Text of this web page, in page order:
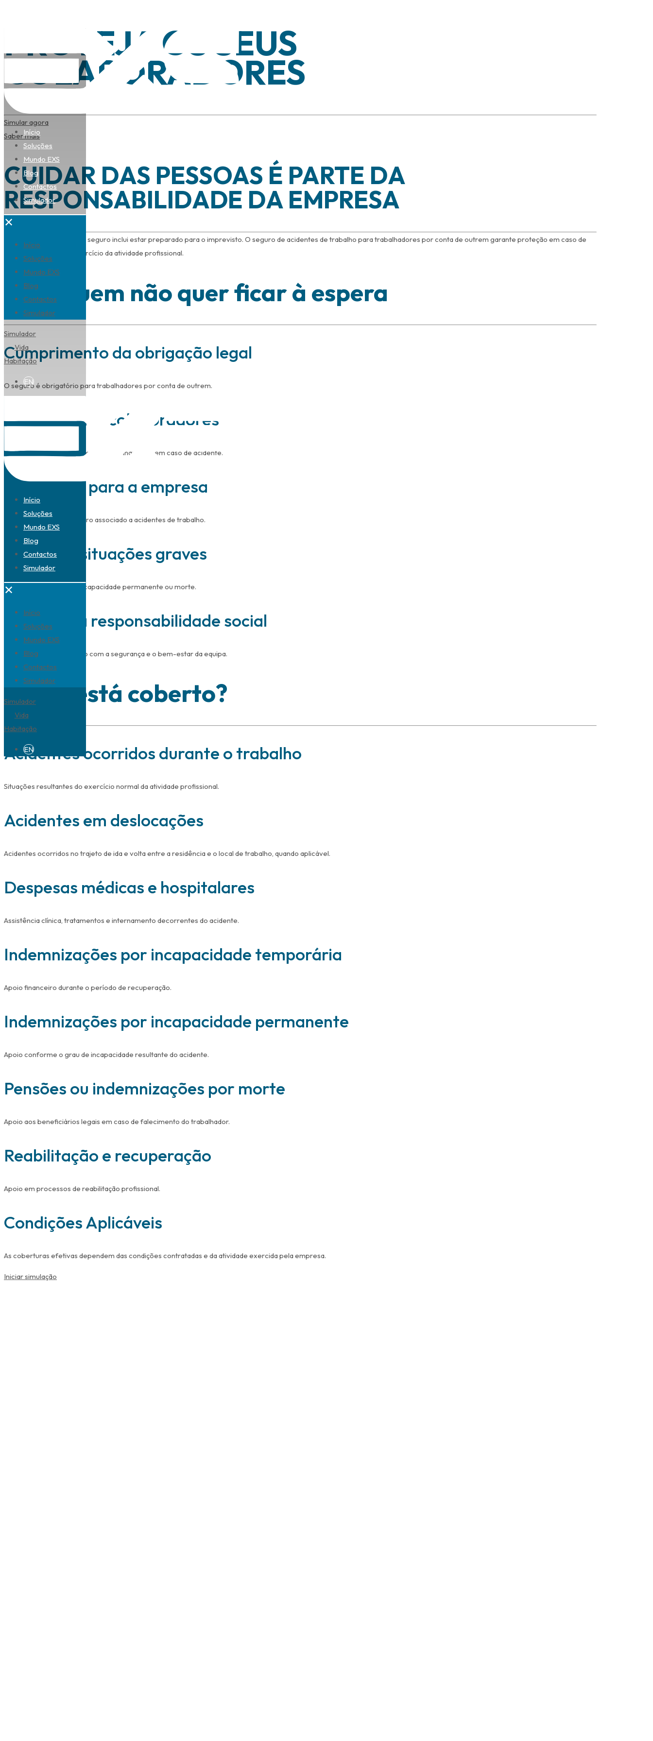
Início
Soluções
Mundo EXS
Blog
Contactos
Simulador
✕
Início
Soluções
Mundo EXS
Blog
Contactos
Simulador
Simulador
Vida
Habitação
EN
Início
Soluções
Mundo EXS
Blog
Contactos
Simulador
✕
Início
Soluções
Mundo EXS
Blog
Contactos
Simulador
Simulador
Vida
Habitação
EN
PROTEJA OS SEUS
COLABORADORES
Simular agora
Saber mais
CUIDAR DAS PESSOAS É PARTE DA
RESPONSABILIDADE DA EMPRESA
Um ambiente de trabalho seguro inclui estar preparado para o imprevisto. O seguro de acidentes de trabalho para trabalhadores por conta de outrem garante proteção em caso de
acidente ocorrido no exercício da atividade profissional.
Para quem não quer ficar à espera
Cumprimento da obrigação legal
O seguro é obrigatório para trabalhadores por conta de outrem.
Proteção dos colaboradores
Garante assistência médica e apoio financeiro em caso de acidente.
Segurança para a empresa
Transfere o risco financeiro associado a acidentes de trabalho.
Apoio em situações graves
Proteção em casos de incapacidade permanente ou morte.
Reforço da responsabilidade social
Demonstra compromisso com a segurança e o bem-estar da equipa.
O que está coberto?
Acidentes ocorridos durante o trabalho
Situações resultantes do exercício normal da atividade profissional.
Acidentes em deslocações
Acidentes ocorridos no trajeto de ida e volta entre a residência e o local de trabalho, quando aplicável.
Despesas médicas e hospitalares
Assistência clínica, tratamentos e internamento decorrentes do acidente.
Indemnizações por incapacidade temporária
Apoio financeiro durante o período de recuperação.
Indemnizações por incapacidade permanente
Apoio conforme o grau de incapacidade resultante do acidente.
Pensões ou indemnizações por morte
Apoio aos beneficiários legais em caso de falecimento do trabalhador.
Reabilitação e recuperação
Apoio em processos de reabilitação profissional.
Condições Aplicáveis
As coberturas efetivas dependem das condições contratadas e da atividade exercida pela empresa.
Iniciar simulação